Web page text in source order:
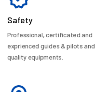
Safety
Professional, certificated and
exprienced guides & pilots and
quality equipments.